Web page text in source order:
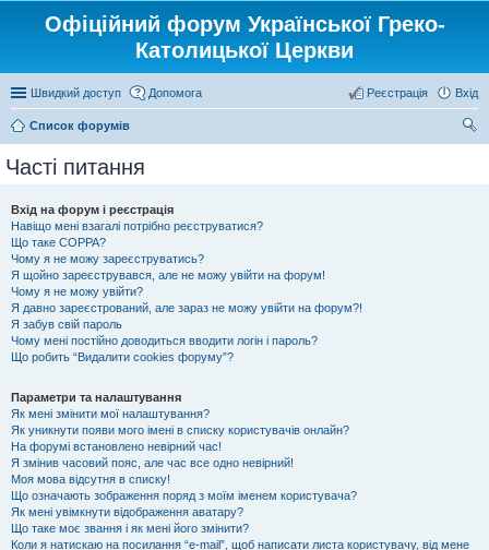
Офіційний форум Української Греко-
Католицької Церкви
Швидкий доступ Допомога Вхід
Реєстрація
Список форумів
Часті питання
Вхід на форум і реєстрація
Навіщо мені взагалі потрібно реєструватися?
Що таке COPPA?
Чому я не можу зареєструватись?
Я щойно зареєструвався, але не можу увійти на форум!
Чому я не можу увійти?
Я давно зареєстрований, але зараз не можу увійти на форум?!
Я забув свій пароль
Чому мені постійно доводиться вводити логін і пароль?
Що робить “Видалити cookies форуму”?
Параметри та налаштування
Як мені змінити мої налаштування?
Як уникнути появи мого імені в списку користувачів онлайн?
На форумі встановлено невірний час!
Я змінив часовий пояс, але час все одно невірний!
Моя мова відсутня в списку!
Що означають зображення поряд з моїм іменем користувача?
Як мені увімкнути відображення аватару?
Що таке моє звання і як мені його змінити?
Коли я натискаю на посилання “e-mail”, щоб написати листа користувачу, від мене